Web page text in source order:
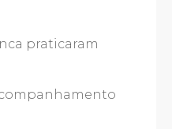
praticaram